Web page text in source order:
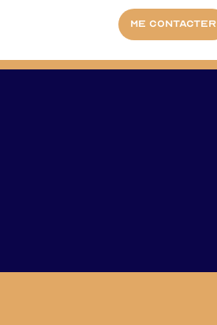
Me contacter